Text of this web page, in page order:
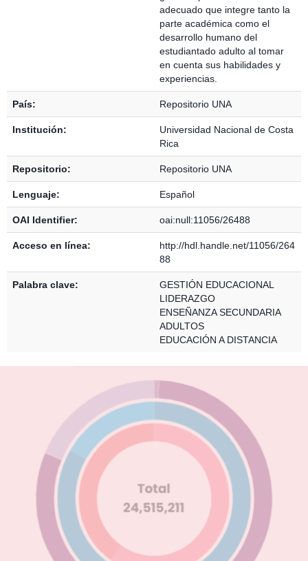
adecuado que integre tanto la
parte académica como el
desarrollo humano del
estudiantado adulto al tomar
en cuenta sus habilidades y
experiencias.
País: Repositorio UNA
Institución:
Universidad Nacional de Costa
Rica
Repositorio: Repositorio UNA
Lenguaje: Español
OAI Identifier: oai:null:11056/26488
Acceso en línea:
http://hdl.handle.net/11056/264
88
Palabra clave:
GESTIÓN EDUCACIONAL
LIDERAZGO
ENSEÑANZA SECUNDARIA
ADULTOS
EDUCACIÓN A DISTANCIA